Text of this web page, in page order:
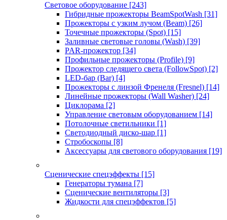
Световое оборудование [243]
Гибридные прожекторы BeamSpotWash [31]
Прожекторы с узким лучом (Beam) [26]
Точечные прожекторы (Spot) [15]
Заливные световые головы (Wash) [39]
PAR-прожектор [34]
Профильные прожекторы (Profile) [9]
Прожектор следящего света (FollowSpot) [2]
LED-бар (Bar) [4]
Прожекторы с линзой Френеля (Fresnel) [14]
Линейные прожекторы (Wall Washer) [24]
Циклорама [2]
Управление световым оборудованием [14]
Потолочные светильники [1]
Светодиодный диско-шар [1]
Стробоскопы [8]
Аксессуары для светового оборудования [19]
Сценические спецэффекты [15]
Генераторы тумана [7]
Сценические вентиляторы [3]
Жидкости для спецэффектов [5]